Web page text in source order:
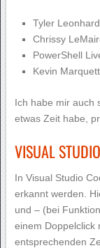
Tyler
Chrissy
PowerShell
Kevin
Ich habe mir auch
etwas Zeit habe,
VISUAL
In Visual Studio
erkannt werden.
und – (bei
einem Doppelclick
entsprechenden